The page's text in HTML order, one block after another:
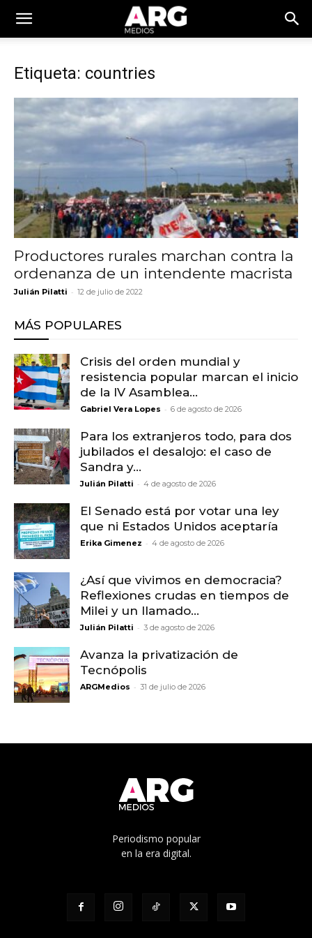
Etiqueta: countries
Productores rurales marchan contra la
ordenanza de un intendente macrista
Julián Pilatti - 12 de julio de 2022
MÁS POPULARES
Crisis del orden mundial y
resistencia popular marcan el inicio
de la IV Asamblea...
Gabriel Vera Lopes - 6 de agosto de 2026
Para los extranjeros todo, para dos
jubilados el desalojo: el caso de
Sandra y...
Julián Pilatti - 4 de agosto de 2026
El Senado está por votar una ley
que ni Estados Unidos aceptaría
Erika Gimenez - 4 de agosto de 2026
¿Así que vivimos en democracia?
Reflexiones crudas en tiempos de
Milei y un llamado...
Julián Pilatti - 3 de agosto de 2026
Avanza la privatización de
Tecnópolis
ARGMedios - 31 de julio de 2026
Periodismo popular
en la era digital.